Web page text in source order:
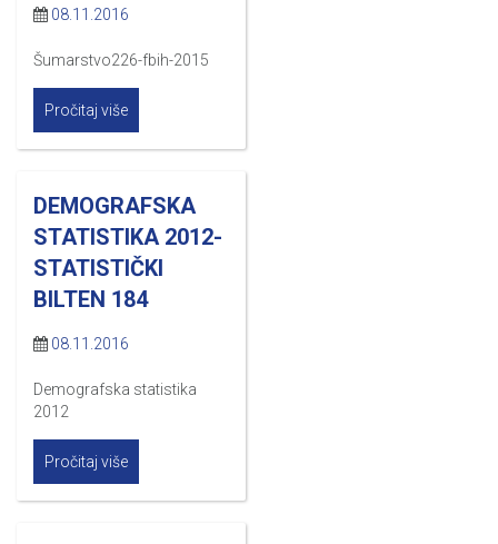
08.11.2016
Šumarstvo226-fbih-2015
Pročitaj više
DEMOGRAFSKA
STATISTIKA 2012-
STATISTIČKI
BILTEN 184
08.11.2016
Demografska statistika
2012
Pročitaj više